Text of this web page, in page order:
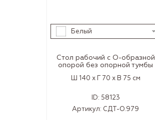
Белый
Стол рабочий с О-образной
опорой без опорной тумбы
Ш 140 x Г 70 x В 75 см
ID: 58123
Артикул: СДТ-О.979